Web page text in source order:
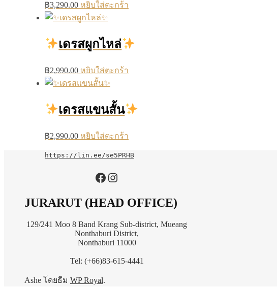
฿3,290.00 หยิบใส่ตะกร้า
เดรสผูกไหล่
฿2,990.00 หยิบใส่ตะกร้า
เดรสแขนสั้น
฿2,990.00 หยิบใส่ตะกร้า
https://lin.ee/se5PRHB
https://www.facebook.com/jurarutofficial?mibextid=LQQJ4d
Instagram
JURARUT (HEAD OFFICE)
129/241 Moo 8 Band Krang Sub-district, Mueang
Nonthaburi District,
Nonthaburi 11000
Tel: (+66)83-615-4441
Ashe โดยธีม WP Royal.